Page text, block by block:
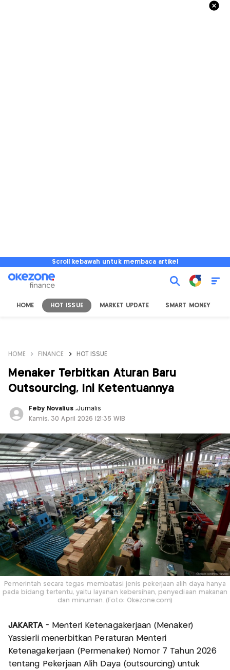
Scroll kebawah untuk membaca artikel
HOME HOT ISSUE MARKET UPDATE SMART MONEY
HOME FINANCE HOT ISSUE
Menaker Terbitkan Aturan Baru
Outsourcing, Ini Ketentuannya
Feby Novalius ,Jurnalis
Kamis, 30 April 2026 |21:35 WIB
Pemerintah secara tegas membatasi jenis pekerjaan alih daya hanya
pada bidang tertentu, yaitu layanan kebersihan, penyediaan makanan
dan minuman. (Foto: Okezone.com)
JAKARTA - Menteri Ketenagakerjaan (Menaker)
Yassierli menerbitkan Peraturan Menteri
Ketenagakerjaan (Permenaker) Nomor 7 Tahun 2026
tentang Pekerjaan Alih Daya (outsourcing) untuk